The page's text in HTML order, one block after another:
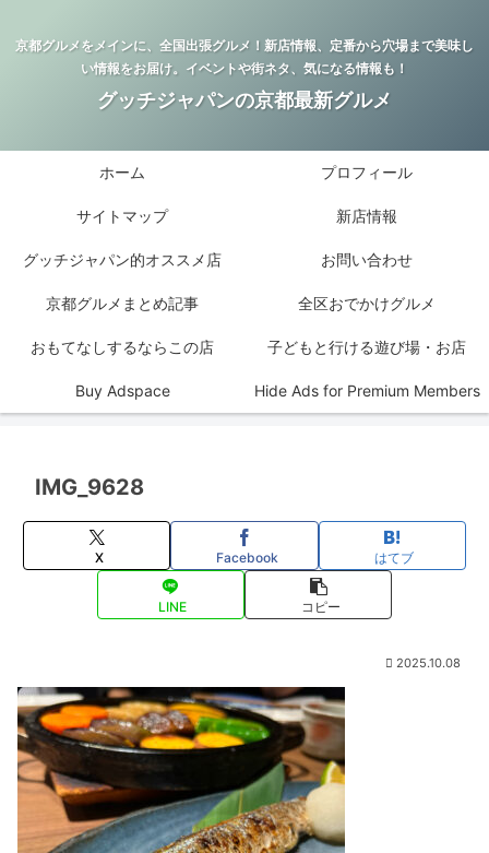
京都グルメをメインに、全国出張グルメ！新店情報、定番から穴場まで美味し
い情報をお届け。イベントや街ネタ、気になる情報も！
グッチジャパンの京都最新グルメ
ホーム プロフィール
サイトマップ 新店情報
グッチジャパン的オススメ店 お問い合わせ
京都グルメまとめ記事 全区おでかけグルメ
おもてなしするならこの店 子どもと行ける遊び場・お店
Buy Adspace Hide Ads for Premium Members
IMG_9628
X Facebook はてブ
LINE コピー
2025.10.08